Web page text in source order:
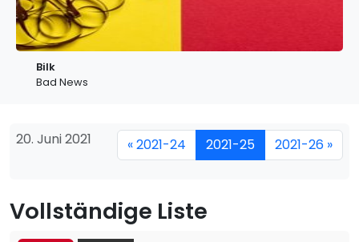
Bilk
Bad News
20. Juni 2021 « 2021-24 2021-25 2021-26 »
Vollständige Liste